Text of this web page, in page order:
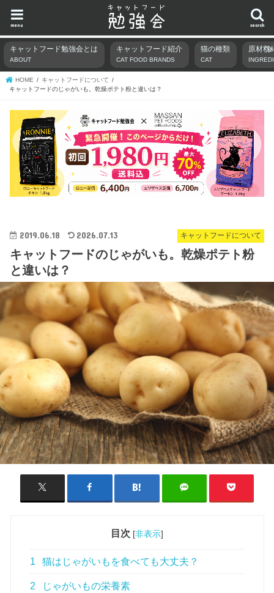
search
menu
キャットフード勉強会とは
ABOUT
キャットフード紹介
CAT FOOD BRANDS
猫の種類
CAT
原材料
HOME
キャットフードについて
キャットフードのじゃがいも。乾燥ポテト粉と違いは？
キャットフードについて
2019.06.18 2026.07.13
キャットフードのじゃがいも。乾燥ポテト粉
と違いは？
目次 [非表示]
1 猫はじゃがいもを食べても大丈夫？
2 じゃがいもの栄養素